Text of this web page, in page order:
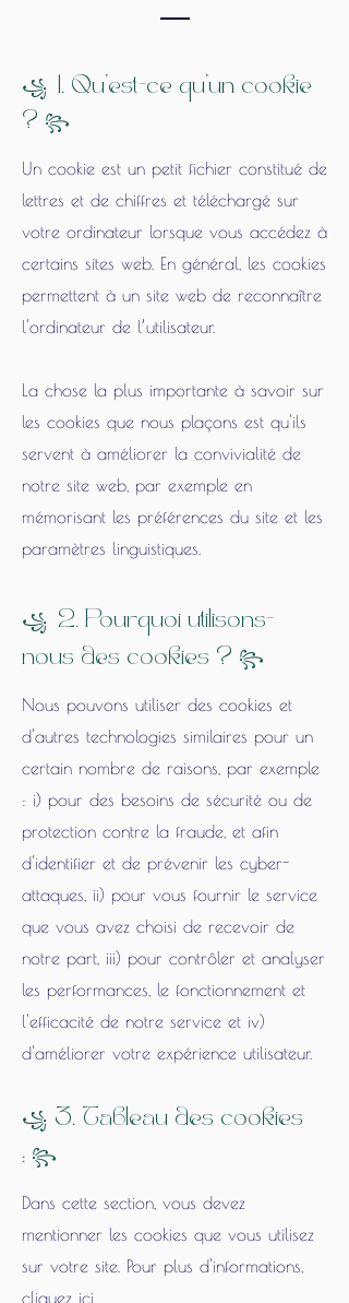
꧁ 1. Qu'est-ce qu'un cookie
? ꧂
Un cookie est un petit fichier constitué de
lettres et de chiffres et téléchargé sur
votre ordinateur lorsque vous accédez à
certains sites web. En général, les cookies
permettent à un site web de reconnaître
l'ordinateur de l’utilisateur.
La chose la plus importante à savoir sur
les cookies que nous plaçons est qu'ils
servent à améliorer la convivialité de
notre site web, par exemple en
mémorisant les préférences du site et les
paramètres linguistiques.
꧁ 2. Pourquoi utilisons-
nous des cookies ? ꧂
Nous pouvons utiliser des cookies et
d'autres technologies similaires pour un
certain nombre de raisons, par exemple
: i) pour des besoins de sécurité ou de
protection contre la fraude, et afin
d'identifier et de prévenir les cyber-
attaques, ii) pour vous fournir le service
que vous avez choisi de recevoir de
notre part, iii) pour contrôler et analyser
les performances, le fonctionnement et
l'efficacité de notre service et iv)
d'améliorer votre expérience utilisateur.
꧁ 3. Tableau des cookies
: ꧂
Dans cette section, vous devez
mentionner les cookies que vous utilisez
sur votre site. Pour plus d'informations,
cliquez ici